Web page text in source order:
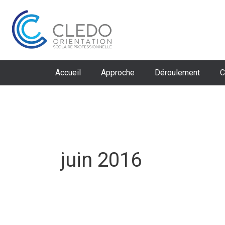
contenu
Accueil Approche Déroulement
juin 2016